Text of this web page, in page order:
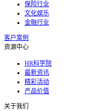
保险行业
文化娱乐
金融行业
客户案例
资源中心
HR科学院
最新资讯
精彩活动
产品价值
关于我们